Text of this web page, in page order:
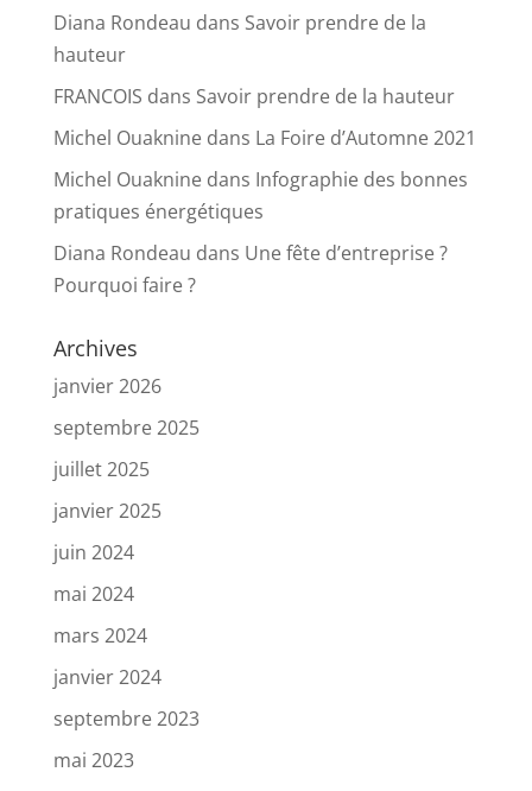
Diana Rondeau dans Savoir prendre de la
hauteur
FRANCOIS dans Savoir prendre de la hauteur
Michel Ouakninedans La Foire d’Automne 2021
Michel Ouakninedans Infographie des bonnes
pratiques énergétiques
Diana Rondeau dans Une fête d’entreprise ?
Pourquoi faire ?
Archives
janvier 2026
septembre 2025
juillet 2025
janvier 2025
juin 2024
mai 2024
mars 2024
janvier 2024
septembre 2023
mai 2023